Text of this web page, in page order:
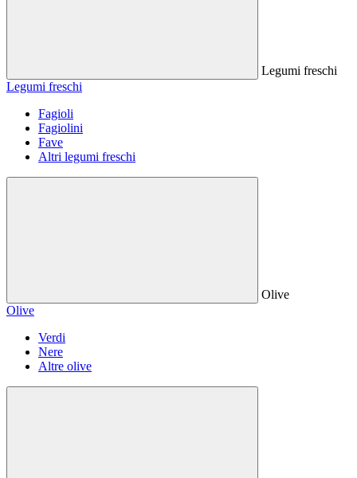
Legumi freschi
Legumi freschi
Fagioli
Fagiolini
Fave
Altri legumi freschi
Olive
Olive
Verdi
Nere
Altre olive